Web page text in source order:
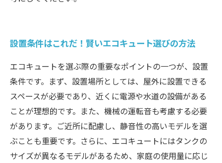
設置条件はこれだ！賢いエコキュート選びの方法
エコキュートを選ぶ際の重要なポイントの一つが、設置
条件です。まず、設置場所としては、屋外に設置できる
スペースが必要であり、近くに電源や水道の設備がある
ことが理想的です。また、機械の運転音も考慮する必要
があります。ご近所に配慮し、静音性の高いモデルを選
ぶことも重要です。さらに、エコキュートにはタンクの
サイズが異なるモデルがあるため、家庭の使用量に応じ